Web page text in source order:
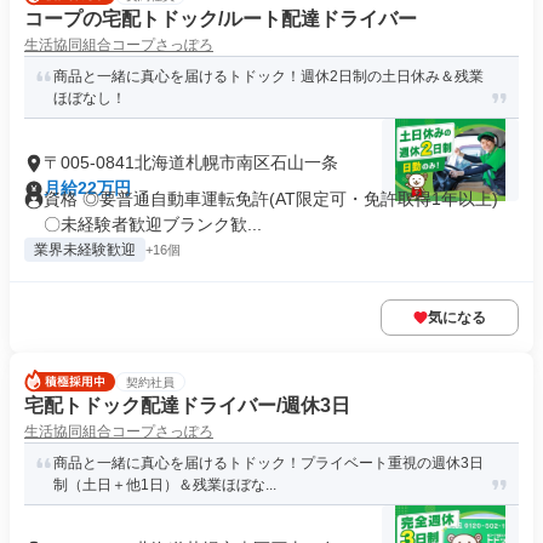
コープの宅配トドック/ルート配達ドライバー
生活協同組合コープさっぽろ
商品と一緒に真心を届けるトドック！週休2日制の土日休み＆残業
ほぼなし！
〒005-0841北海道札幌市南区石山一条
月給22万円
資格 ◎要普通自動車運転免許(AT限定可・免許取得1年以上)
〇未経験者歓迎ブランク歓...
業界未経験歓迎 +16個
気になる
契約社員
宅配トドック配達ドライバー/週休3日
生活協同組合コープさっぽろ
商品と一緒に真心を届けるトドック！プライベート重視の週休3日
制（土日＋他1日）＆残業ほぼな...